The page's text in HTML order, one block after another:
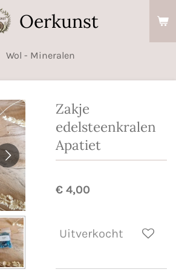
Oerkunst
Wol - Mineralen
Zakje
edelsteenkralen
Apatiet
€ 4,00
Uitverkocht